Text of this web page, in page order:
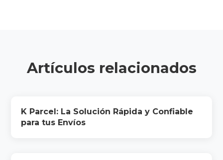
Artículos relacionados
K Parcel: La Solución Rápida y Confiable
para tus Envíos